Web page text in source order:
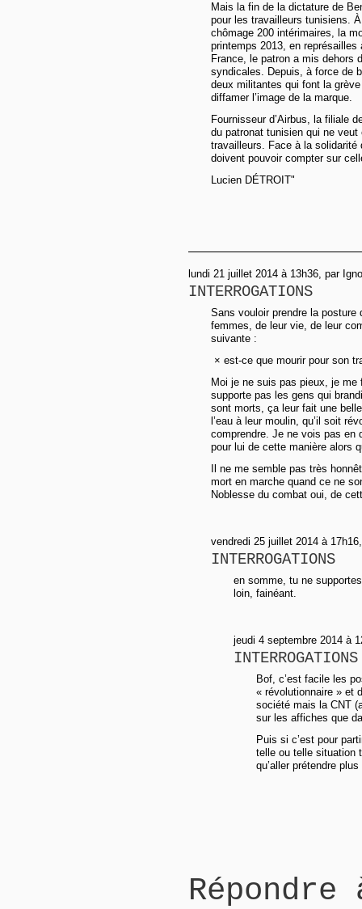
Mais la fin de la dictature de
pour les travailleurs tunisiens.
chômage 200 intérimaires, la
printemps 2013, en représailles
France, le patron a mis dehors
syndicales. Depuis, à force de
deux militantes qui font la
diffamer l’image de la marque.
Fournisseur d’Airbus, la filiale
du patronat tunisien qui ne veut
travailleurs. Face à la solidarité
doivent pouvoir compter sur
Lucien DÉTROIT"
lundi 21 juillet 2014 à 13h36, par
INTERROGATIONS
Sans vouloir prendre la
femmes, de leur vie, de leur
suivante :
× est-ce que mourir pour son
Moi je ne suis pas pieux, je me
supporte pas les gens qui
sont morts, ça leur fait une
l’eau à leur moulin, qu’il soit
comprendre. Je ne vois pas en
pour lui de cette manière alors
Il ne me semble pas très
mort en marche quand ce ne
Noblesse du combat oui, de
vendredi 25 juillet 2014 à
INTERROGATIONS
en somme, tu ne
loin, fainéant.
jeudi 4 septembre 2014 à
INTERROGATIONS
Bof, c’est facile les
« révolutionnaire » et
société mais la CNT
sur les affiches que
Puis si c’est pour
telle ou telle situation
qu’aller prétendre